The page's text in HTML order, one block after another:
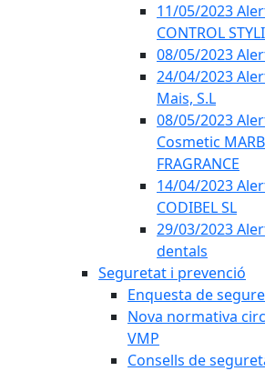
11/05/2023
CONTROL
08/05/2023
24/04/2023
Mais, S.L
08/05/2023
Cosmetic
FRAGRANCE
14/04/2023
CODIBEL SL
29/03/2023
dentals
Seguretat i prevenció
Enquesta de
Nova normativa
VMP
Consells de